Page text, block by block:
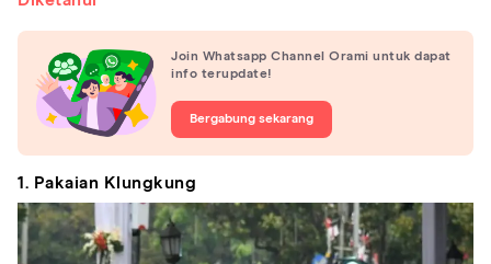
Join Whatsapp Channel Orami untuk dapat
info terupdate!
Bergabung sekarang
1. Pakaian Klungkung